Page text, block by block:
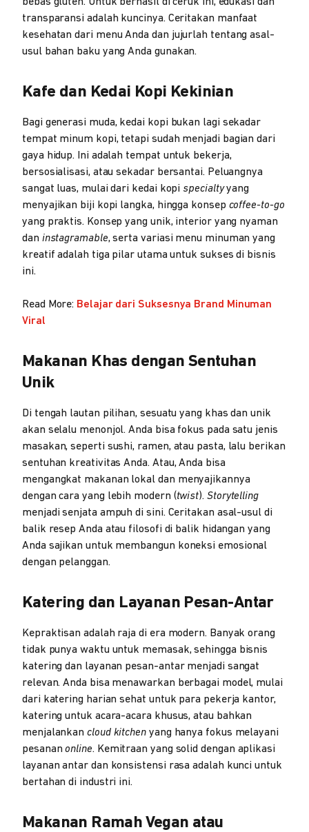
transparansi adalah kuncinya. Ceritakan manfaat
kesehatan dari menu Anda dan jujurlah tentang asal-
usul bahan baku yang Anda gunakan.
Kafe dan Kedai Kopi Kekinian
Bagi generasi muda, kedai kopi bukan lagi sekadar
tempat minum kopi, tetapi sudah menjadi bagian dari
gaya hidup. Ini adalah tempat untuk bekerja,
bersosialisasi, atau sekadar bersantai. Peluangnya
sangat luas, mulai dari kedai kopi specialtyyang
menyajikan biji kopi langka, hingga konsep coffee-to-go
yang praktis. Konsep yang unik, interior yang nyaman
dan instagramable, serta variasi menu minuman yang
kreatif adalah tiga pilar utama untuk sukses di bisnis
ini.
Read More: Belajar dari Suksesnya Brand Minuman
Viral
Makanan Khas dengan Sentuhan
Unik
Di tengah lautan pilihan, sesuatu yang khas dan unik
akan selalu menonjol. Anda bisa fokus pada satu jenis
masakan, seperti sushi, ramen, atau pasta, lalu berikan
sentuhan kreativitas Anda. Atau, Anda bisa
mengangkat makanan lokal dan menyajikannya
dengan cara yang lebih modern (twist). Storytelling
menjadi senjata ampuh di sini. Ceritakan asal-usul di
balik resep Anda atau filosofi di balik hidangan yang
Anda sajikan untuk membangun koneksi emosional
dengan pelanggan.
Katering dan Layanan Pesan-Antar
Kepraktisan adalah raja di era modern. Banyak orang
tidak punya waktu untuk memasak, sehingga bisnis
katering dan layanan pesan-antar menjadi sangat
relevan. Anda bisa menawarkan berbagai model, mulai
dari katering harian sehat untuk para pekerja kantor,
katering untuk acara-acara khusus, atau bahkan
menjalankancloud kitchen yang hanya fokus melayani
pesananonline. Kemitraan yang solid dengan aplikasi
layanan antar dan konsistensi rasa adalah kunci untuk
bertahan di industri ini.
Makanan Ramah Vegan atau